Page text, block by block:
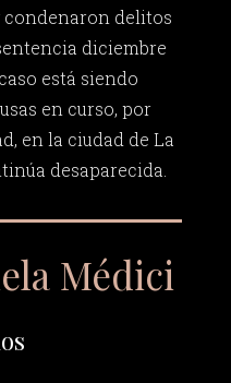
delitos
diciembre
está siendo
en curso, por
en la ciudad de La
desaparecida.
Médici